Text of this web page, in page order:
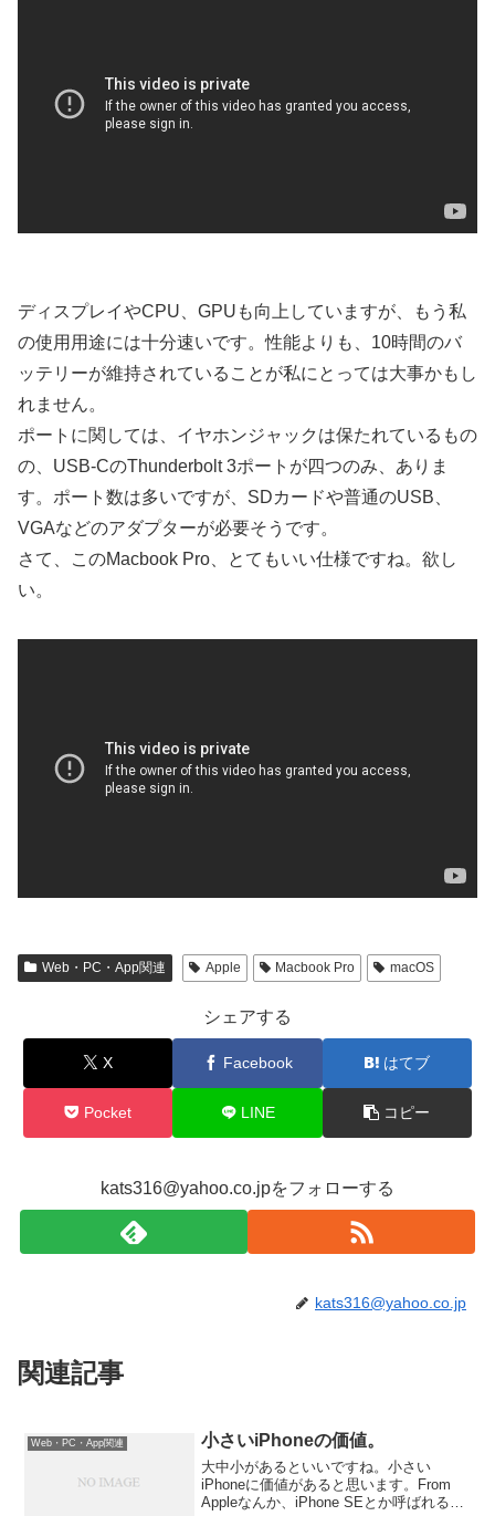
ディスプレイやCPU、GPUも向上していますが、もう私
の使用用途には十分速いです。性能よりも、10時間のバ
ッテリーが維持されていることが私にとっては大事かもし
れません。
ポートに関しては、イヤホンジャックは保たれているもの
の、USB-CのThunderbolt 3ポートが四つのみ、ありま
す。ポート数は多いですが、SDカードや普通のUSB、
VGAなどのアダプターが必要そうです。
さて、このMacbook Pro、とてもいい仕様ですね。欲し
い。
Web・PC・App関連 Apple Macbook Pro macOS
シェアする
X Facebook はてブ
Pocket LINE コピー
kats316@yahoo.co.jpをフォローする
kats316@yahoo.co.jp
関連記事
Web・PC・App関連 小さいiPhoneの価値。
大中小があるといいですね。小さい
iPhoneに価値があると思います。From
Appleなんか、iPhone SEとか呼ばれると